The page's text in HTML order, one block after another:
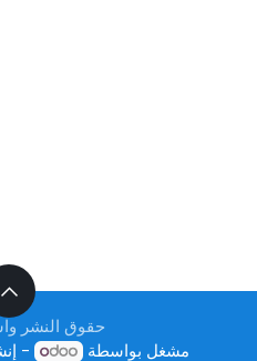
حقوق النشر
مشغل بواسطة
-